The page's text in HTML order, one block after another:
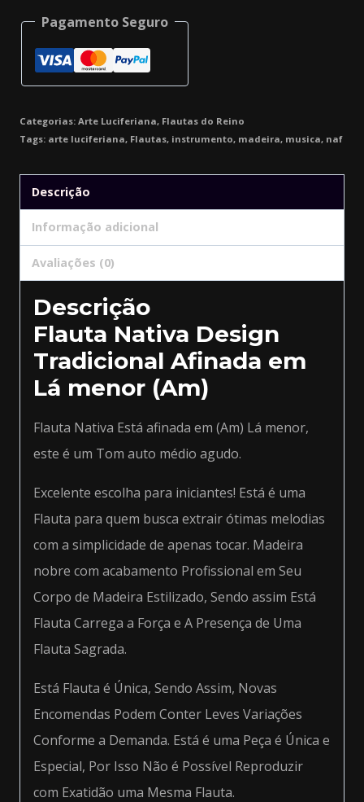
Pagamento Seguro
Categorias: Arte Luciferiana, Flautas do Reino
Tags: arte luciferiana, Flautas, instrumento, madeira, musica, naf
Descrição
Informação adicional
Avaliações (0)
Descrição
Flauta Nativa Design
Tradicional Afinada em
Lá menor (Am)
Flauta Nativa Está afinada em (Am) Lá menor,
este é um Tom auto médio agudo.
Excelente escolha para iniciantes! Está é uma
Flauta para quem busca extrair ótimas melodias
com a simplicidade de apenas tocar. Madeira
nobre com acabamento Profissional em Seu
Corpo de Madeira Estilizado, Sendo assim Está
Flauta Carrega a Força e A Presença de Uma
Flauta Sagrada.
Está Flauta é Única, Sendo Assim, Novas
Encomendas Podem Conter Leves Variações
Conforme a Demanda. Está é uma Peça é Única e
Especial, Por Isso Não é Possível Reproduzir
com Exatidão uma Mesma Flauta.